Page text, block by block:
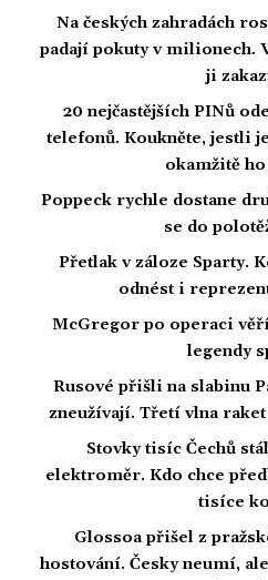
Na českých zahradách
padají pokuty v milionech.
ji
20 nejčastějších PINů
telefonů. Koukněte, jestli
okamžitě
Poppeck rychle dostane
se do
Přetlak v záloze Sparty.
odnést i
McGregor po operaci
legendy
Rusové přišli na slabinu
zneužívají. Třetí vlna
Stovky tisíc Čechů
elektroměr. Kdo chce
tisíce
Glossoa přišel z
hostování. Česky neumí,